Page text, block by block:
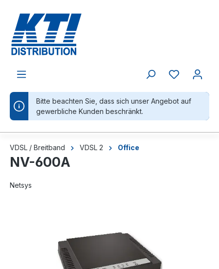
Bitte beachten Sie, dass sich unser Angebot auf
gewerbliche Kunden beschränkt.
VDSL / Breitband VDSL 2 Office
NV-600A
Netsys